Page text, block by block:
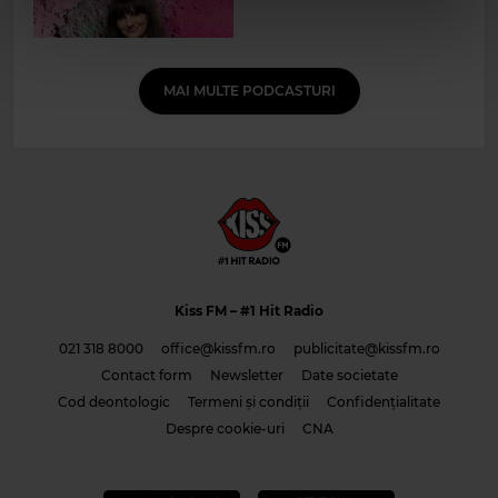
MAI MULTE PODCASTURI
Kiss FM – #1 Hit Radio
021 318 8000 office@kissfm.ro
publicitate@kissfm.ro
Contact form
Newsletter
Date societate
Cod deontologic
Termeni și condiții
Confidențialitate
Despre cookie-uri
CNA